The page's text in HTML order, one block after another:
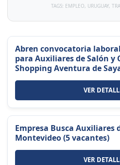
TAGS: EMPLEO, URUGUAY,
Abren convocatoria
para Auxiliares de Salón y
Shopping Aventura de
VER
Empresa Busca Auxiliares
Montevideo (5 vacantes)
VER